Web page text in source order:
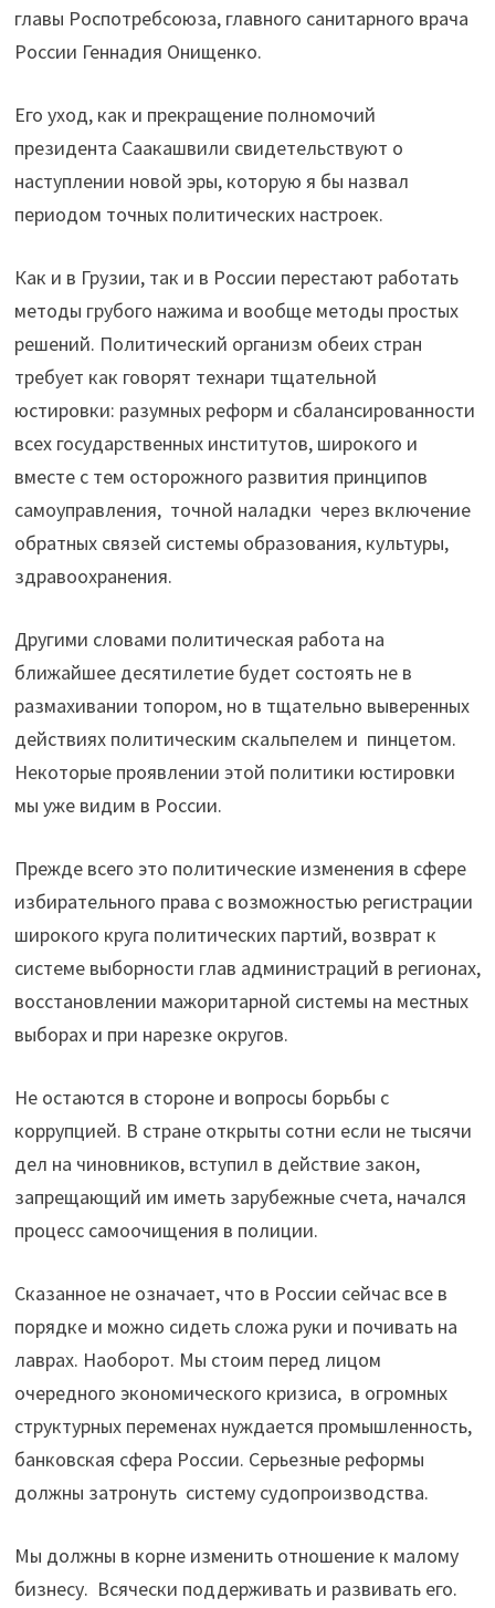
главы Роспотребсоюза, главного санитарного врача
России Геннадия Онищенко.
Его уход, как и прекращение полномочий
президента Саакашвили свидетельствуют о
наступлении новой эры, которую я бы назвал
периодом точных политических настроек.
Как и в Грузии, так и в России перестают работать
методы грубого нажима и вообще методы простых
решений. Политический организм обеих стран
требует как говорят технари тщательной
юстировки: разумных реформ и сбалансированности
всех государственных институтов, широкого и
вместе с тем осторожного развития принципов
самоуправления, точной наладки через включение
обратных связей системы образования, культуры,
здравоохранения.
Другими словами политическая работа на
ближайшее десятилетие будет состоять не в
размахивании топором, но в тщательно выверенных
действиях политическим скальпелем и пинцетом.
Некоторые проявлении этой политики юстировки
мы уже видим в России.
Прежде всего это политические изменения в сфере
избирательного права с возможностью регистрации
широкого круга политических партий, возврат к
системе выборности глав администраций в регионах,
восстановлении мажоритарной системы на местных
выборах и при нарезке округов.
Не остаются в стороне и вопросы борьбы с
коррупцией. В стране открыты сотни если не тысячи
дел на чиновников, вступил в действие закон,
запрещающий им иметь зарубежные счета, начался
процесс самоочищения в полиции.
Сказанное не означает, что в России сейчас все в
порядке и можно сидеть сложа руки и почивать на
лаврах. Наоборот. Мы стоим перед лицом
очередного экономического кризиса, в огромных
структурных переменах нуждается промышленность,
банковская сфера России. Серьезные реформы
должны затронуть систему судопроизводства.
Мы должны в корне изменить отношение к малому
бизнесу. Всячески поддерживать и развивать его.